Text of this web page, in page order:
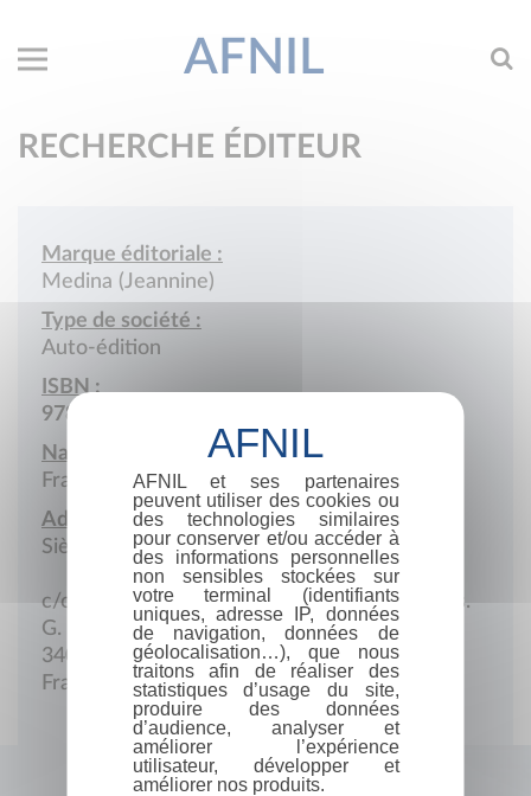
AFNIL
RECHERCHE ÉDITEUR
Marque éditoriale :
Medina (Jeannine)
Type de société :
Auto-édition
ISBN :
978-2-9506888
Nationalité :
France
Adresse :
Siège social
c/o Monique Anic, 86, rue Victor-Baltard, rés.
G. Eiffel apt. 42
34070 Montpellier
France
AFNIL et ses partenaires
peuvent utiliser des cookies ou
des technologies similaires
pour conserver et/ou accéder à
des informations personnelles
non sensibles stockées sur
votre terminal (identifiants
uniques, adresse IP, données
de navigation, données de
géolocalisation…), que nous
traitons afin de réaliser des
statistiques d’usage du site,
produire des données
d’audience, analyser et
améliorer l’expérience
utilisateur, développer et
améliorer nos produits.